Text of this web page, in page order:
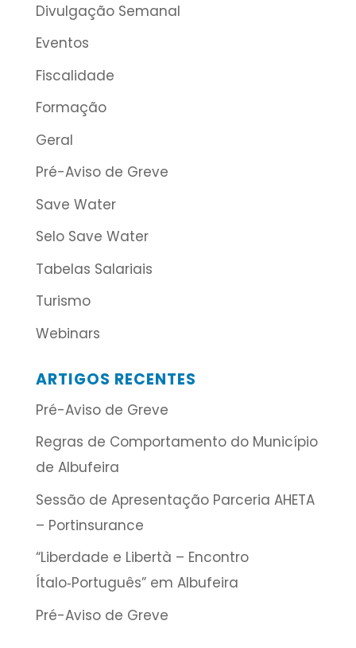
Divulgação Semanal
Eventos
Fiscalidade
Formação
Geral
Pré-Aviso de Greve
Save Water
Selo Save Water
Tabelas Salariais
Turismo
Webinars
ARTIGOS RECENTES
Pré-Aviso de Greve
Regras de Comportamento do Município
de Albufeira
Sessão de Apresentação Parceria AHETA
– Portinsurance
“Liberdade e Libertà – Encontro
Ítalo‑Português” em Albufeira
Pré-Aviso de Greve